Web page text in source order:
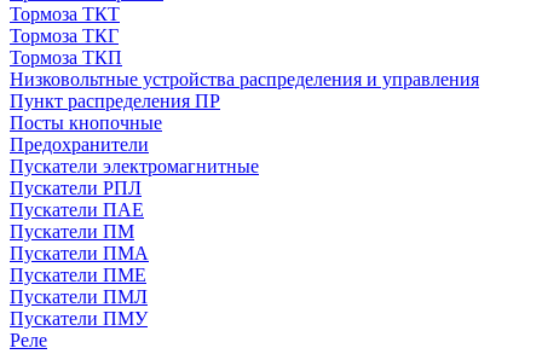
Тормоза ТКТ
Тормоза ТКГ
Тормоза ТКП
Низковольтные устройства распределения и управления
Пункт распределения ПР
Посты кнопочные
Предохранители
Пускатели электромагнитные
Пускатели РПЛ
Пускатели ПАЕ
Пускатели ПМ
Пускатели ПМА
Пускатели ПМЕ
Пускатели ПМЛ
Пускатели ПМУ
Реле